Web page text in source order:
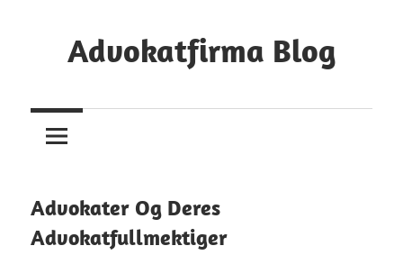
contentAdvokatfirma Blog
Guide
En
Advokat
Advokater Og Deres
Advokatfullmektiger